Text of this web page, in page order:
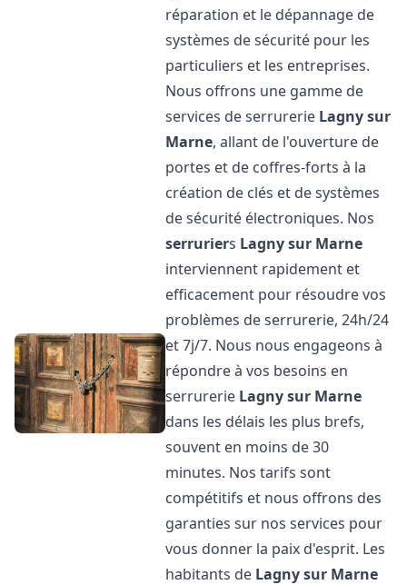
réparation et le dépannage de
systèmes de sécurité pour les
particuliers et les entreprises.
Nous offrons une gamme de
services de serrurerie Lagny sur
Marne, allant de l'ouverture de
portes et de coffres-forts à la
création de clés et de systèmes
de sécurité électroniques. Nos
serruriers Lagny sur Marne
interviennent rapidement et
efficacement pour résoudre vos
problèmes de serrurerie, 24h/24
et 7j/7. Nous nous engageons à
répondre à vos besoins en
serrurerie Lagny sur Marne
dans les délais les plus brefs,
souvent en moins de 30
minutes. Nos tarifs sont
compétitifs et nous offrons des
garanties sur nos services pour
vous donner la paix d'esprit. Les
habitants de Lagny sur Marne